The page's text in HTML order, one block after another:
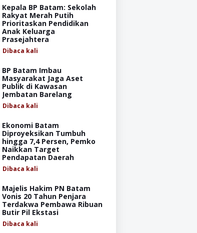
Kepala BP Batam: Sekolah
Rakyat Merah Putih
Prioritaskan Pendidikan
Anak Keluarga
Prasejahtera
Dibaca kali
BP Batam Imbau
Masyarakat Jaga Aset
Publik di Kawasan
Jembatan Barelang
Dibaca kali
Ekonomi Batam
Diproyeksikan Tumbuh
hingga 7,4 Persen, Pemko
Naikkan Target
Pendapatan Daerah
Dibaca kali
Majelis Hakim PN Batam
Vonis 20 Tahun Penjara
Terdakwa Pembawa Ribuan
Butir Pil Ekstasi
Dibaca kali